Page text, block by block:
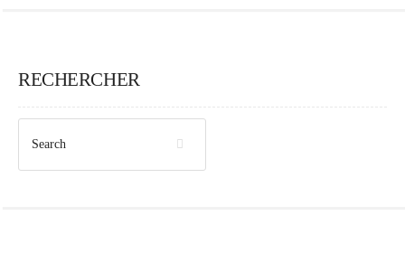
RECHERCHER